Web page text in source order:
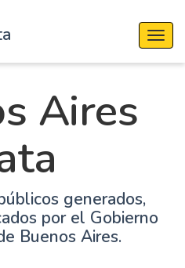
Aires
generados,
por el Gobierno
Buenos Aires.